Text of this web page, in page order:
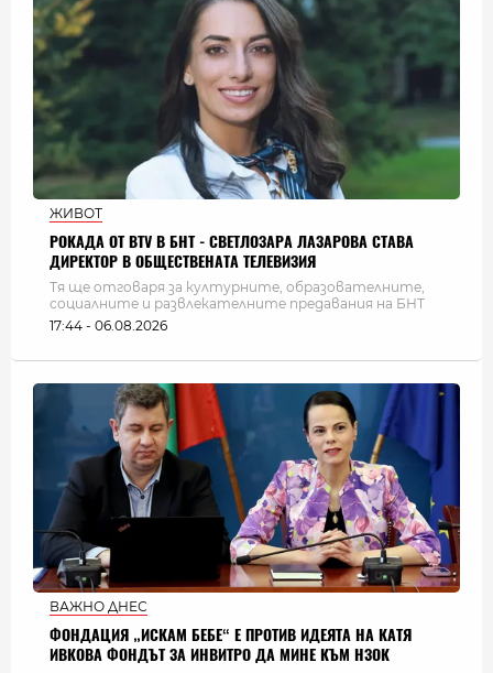
ЖИВОТ
РОКАДА ОТ BTV В БНТ - СВЕТЛОЗАРА ЛАЗАРОВА СТАВА
ДИРЕКТОР В ОБЩЕСТВЕНАТА ТЕЛЕВИЗИЯ
Тя ще отговаря за културните, образователните,
социалните и развлекателните предавания на БНТ
17:44 - 06.08.2026
ВАЖНО ДНЕС
ФОНДАЦИЯ „ИСКАМ БЕБЕ“ Е ПРОТИВ ИДЕЯТА НА КАТЯ
ИВКОВА ФОНДЪТ ЗА ИНВИТРО ДА МИНЕ КЪМ НЗОК